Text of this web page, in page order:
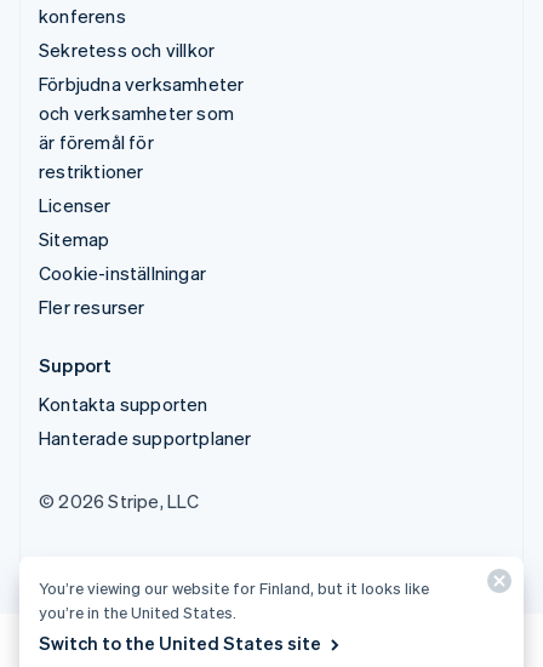
konferens
Sekretess och villkor
Förbjudna verksamheter
och verksamheter som
är föremål för
restriktioner
Licenser
Sitemap
Cookie-inställningar
Fler resurser
Support
Kontakta supporten
Hanterade supportplaner
© 2026 Stripe, LLC
You’re viewing our website for Finland, but it looks like
you’re in the United States.
Switch to the United States site